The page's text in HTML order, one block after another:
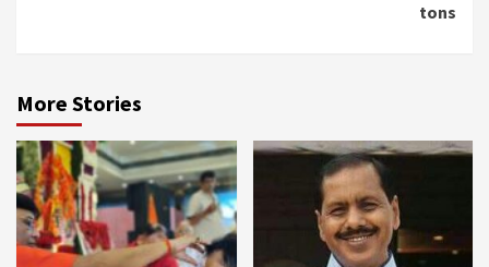
tons
More Stories